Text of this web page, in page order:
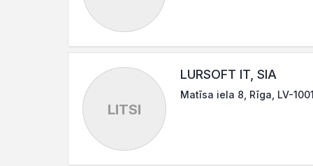
LITSI
LURSOFT IT, SIA
Matīsa iela 8, Rīga, LV-